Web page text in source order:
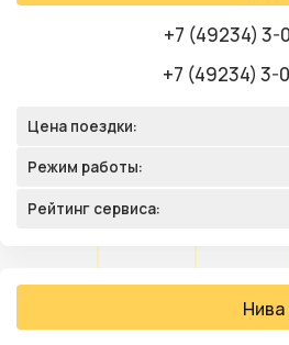
+7 (49234) 3-
+7 (49234) 3-
Цена поездки:
Режим работы:
Рейтинг сервиса:
Нива